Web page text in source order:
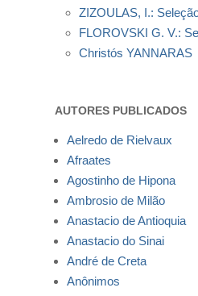
ZIZOULAS, I.:
FLOROVSKI G. V.:
Christós YANNARAS
AUTORES PUBLICADOS
Aelredo de Rielvaux
Afraates
Agostinho de Hipona
Ambrosio de Milão
Anastacio de Antioquia
Anastacio do Sinai
André de Creta
Anônimos